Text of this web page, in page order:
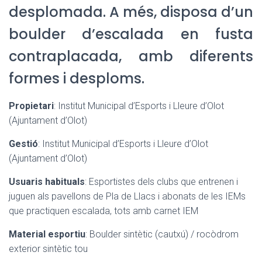
desplomada. A més, disposa d’un
boulder d’escalada en fusta
contraplacada, amb diferents
formes i desploms.
Propietari: Institut Municipal d’Esports i Lleure d’Olot
(Ajuntament d’Olot)
Gestió: Institut Municipal d’Esports i Lleure d’Olot
(Ajuntament d’Olot)
Usuaris habituals: Esportistes dels clubs que entrenen i
juguen als pavellons de Pla de Llacs i abonats de les IEMs
que practiquen escalada, tots amb carnet IEM
Material esportiu: Boulder sintètic (cautxú) / rocòdrom
exterior sintètic tou